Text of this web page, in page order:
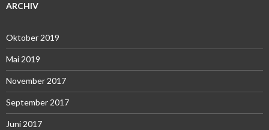
ARCHIV
Oktober 2019
Mai 2019
November 2017
September 2017
Juni 2017